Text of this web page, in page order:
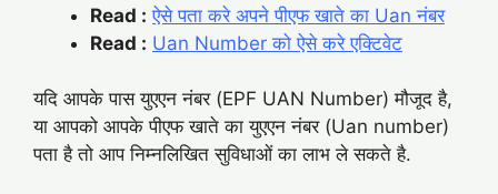
Read : ऐसे पता करे अपने पीएफ खाते का Uan नंबर
Read : Uan Number को ऐसे करे एक्टिवेट
यदि आपके पास युएएन नंबर (EPF UAN Number) मौजूद है,
या आपको आपके पीएफ खाते का युएएन नंबर (Uan number)
पता है तो आप निम्नलिखित सुविधाओं का लाभ ले सकते है.